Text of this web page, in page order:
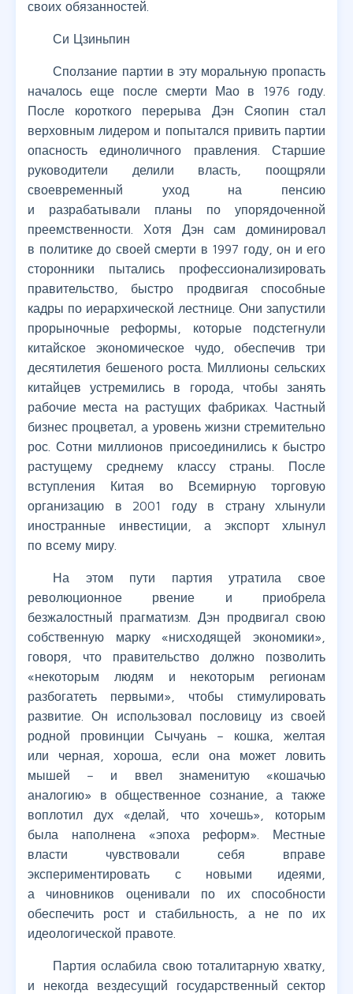
своих обязанностей.
Си Цзиньпин
Сползание партии в эту моральную пропасть
началось еще после смерти Мао в 1976 году.
После короткого перерыва Дэн Сяопин стал
верховным лидером и попытался привить партии
опасность единоличного правления. Старшие
руководители делили власть, поощряли
своевременный уход на пенсию
и разрабатывали планы по упорядоченной
преемственности. Хотя Дэн сам доминировал
в политике до своей смерти в 1997 году, он и его
сторонники пытались профессионализировать
правительство, быстро продвигая способные
кадры по иерархической лестнице. Они запустили
прорыночные реформы, которые подстегнули
китайское экономическое чудо, обеспечив три
десятилетия бешеного роста. Миллионы сельских
китайцев устремились в города, чтобы занять
рабочие места на растущих фабриках. Частный
бизнес процветал, а уровень жизни стремительно
рос. Сотни миллионов присоединились к быстро
растущему среднему классу страны. После
вступления Китая во Всемирную торговую
организацию в 2001 году в страну хлынули
иностранные инвестиции, а экспорт хлынул
по всему миру.
На этом пути партия утратила свое
революционное рвение и приобрела
безжалостный прагматизм. Дэн продвигал свою
собственную марку «нисходящей экономики»,
говоря, что правительство должно позволить
«некоторым людям и некоторым регионам
разбогатеть первыми», чтобы стимулировать
развитие. Он использовал пословицу из своей
родной провинции Сычуань – кошка, желтая
или черная, хороша, если она может ловить
мышей – и ввел знаменитую «кошачью
аналогию» в общественное сознание, а также
воплотил дух «делай, что хочешь», которым
была наполнена «эпоха реформ». Местные
власти чувствовали себя вправе
экспериментировать с новыми идеями,
а чиновников оценивали по их способности
обеспечить рост и стабильность, а не по их
идеологической правоте.
Партия ослабила свою тоталитарную хватку,
и некогда вездесущий государственный сектор